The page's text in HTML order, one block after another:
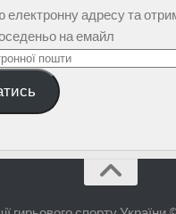
електронну адресу та
на емайл